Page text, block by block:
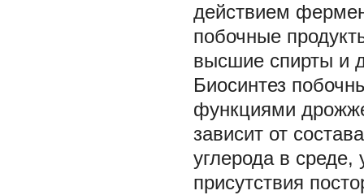
действием
побочные
высшие спирты и
Биосинтез
функциями
зависит от
углерода в среде,
присутствия